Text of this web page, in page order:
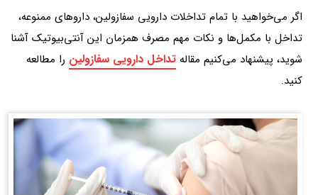
اگر می‌خواهید با تمام تداخلات دارویی سفازولین، داروهای ممنوعه،
تداخل با مکمل‌ها و نکات مهم مصرف همزمان این آنتی‌بیوتیک آشنا
شوید، پیشنهاد می‌کنیم مقاله تداخل دارویی سفازولین را مطالعه
کنید.